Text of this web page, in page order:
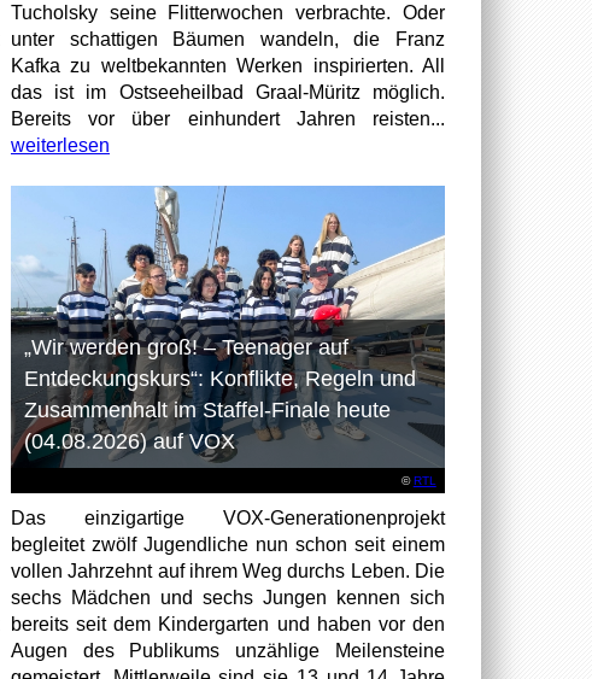
Tucholsky seine Flitterwochen verbrachte. Oder
unter schattigen Bäumen wandeln, die Franz
Kafka zu weltbekannten Werken inspirierten. All
das ist im Ostseeheilbad Graal-Müritz möglich.
Bereits vor über einhundert Jahren reisten...
weiterlesen
©RTL
„Wir werden groß! – Teenager auf
Entdeckungskurs“: Konflikte, Regeln und
Zusammenhalt im Staffel-Finale heute
(04.08.2026) auf VOX
Das einzigartige VOX-Generationenprojekt
begleitet zwölf Jugendliche nun schon seit einem
vollen Jahrzehnt auf ihrem Weg durchs Leben. Die
sechs Mädchen und sechs Jungen kennen sich
bereits seit dem Kindergarten und haben vor den
Augen des Publikums unzählige Meilensteine